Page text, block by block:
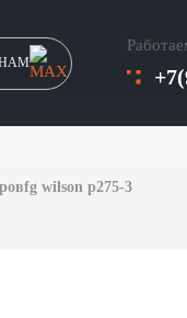
fg wilson p275-3